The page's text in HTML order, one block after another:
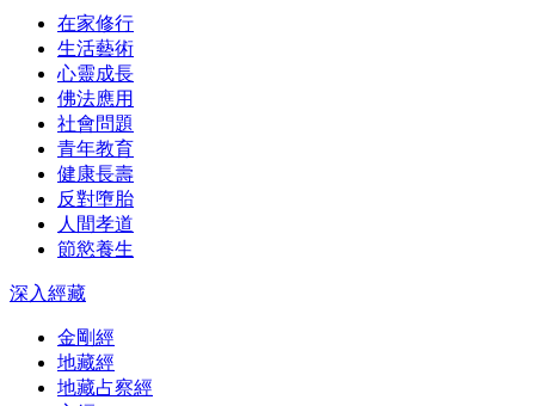
在家修行
生活藝術
心靈成長
佛法應用
社會問題
青年教育
健康長壽
反對墮胎
人間孝道
節慾養生
深入經藏
金剛經
地藏經
地藏占察經